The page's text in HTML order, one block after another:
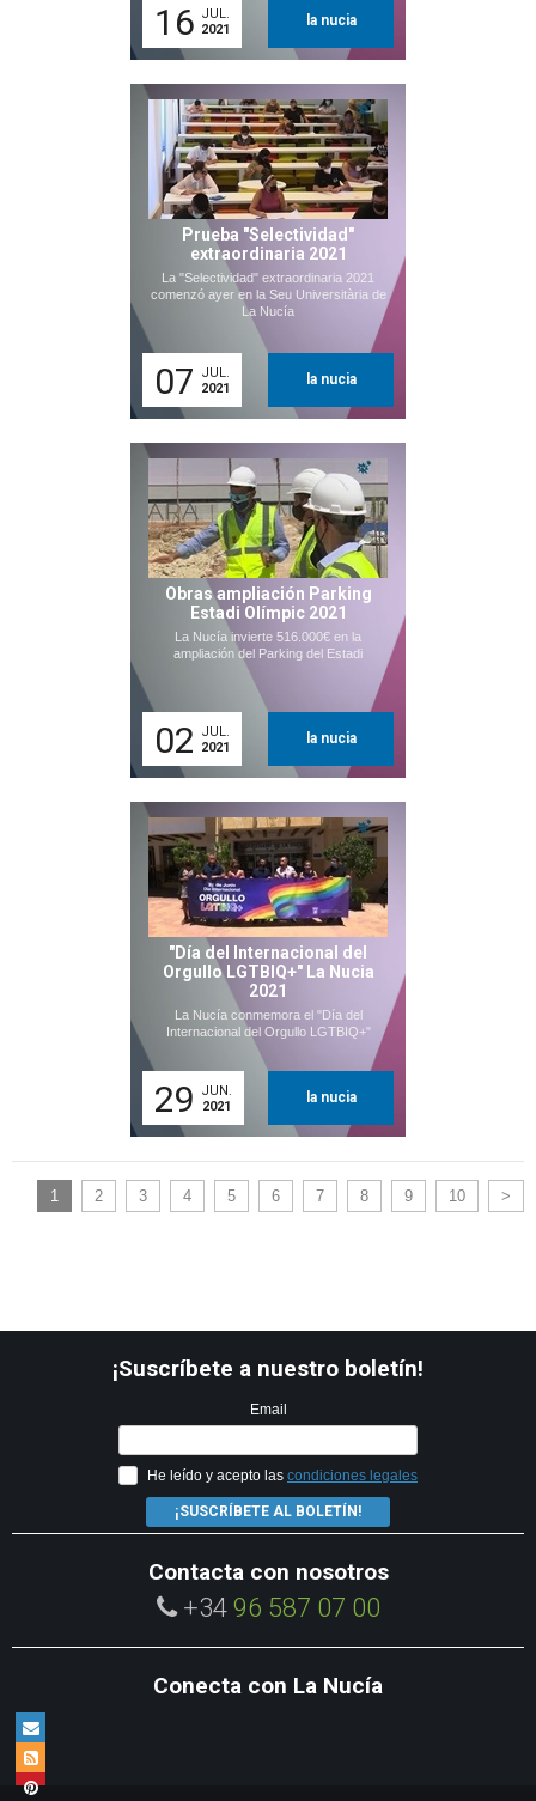
16 JUL.
2021
la nucia
Prueba "Selectividad"
extraordinaria 2021
La "Selectividad" extraordinaria 2021
comenzó ayer en la Seu Universitària de
La Nucía
07
JUL.
2021
la nucia
Obras ampliación Parking
Estadi Olímpic 2021
La Nucía invierte 516.000€ en la
ampliación del Parking del Estadi
02
JUL.
2021
la nucia
"Día del Internacional del
Orgullo LGTBIQ+" La Nucia
2021
La Nucía conmemora el "Día del
Internacional del Orgullo LGTBIQ+"
29
JUN.
2021
la nucia
1 2 3 4 5 6 7 8 9 10 >
¡Suscríbete a nuestro boletín!
Email
He leído y acepto las condiciones legales
¡SUSCRÍBETE AL BOLETÍN!
Contacta con nosotros
+34 96 587 07 00
Conecta con La Nucía